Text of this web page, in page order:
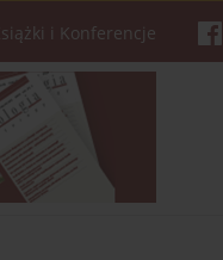
i Konferencje